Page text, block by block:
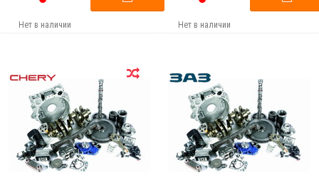
Нет в наличии Нет в наличии